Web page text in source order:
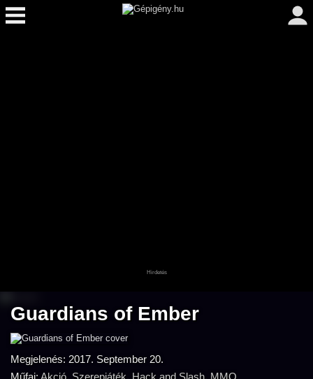
Guardians of Ember
Megjelenés: 2017. September 20.
Műfaj: Akció, Szerepjáték, Hack and Slash, MMO